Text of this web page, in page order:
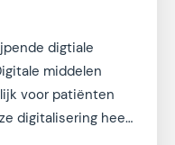
digtiale
middelen
voor patiënten
digitalisering heeft
en vraagt veel van